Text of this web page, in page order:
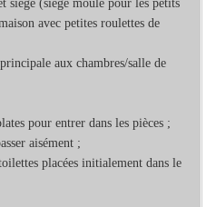
siège (siège moulé pour les petits
avec petites roulettes de
aux chambres/salle de
pour entrer dans les pièces ;
aisément ;
placées initialement dans le